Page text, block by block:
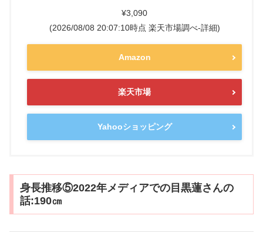
¥3,090
(2026/08/08 20:07:10時点 楽天市場調べ-詳細)
Amazon
楽天市場
Yahooショッピング
身長推移⑤2022年メディアでの目黒蓮さんの
話:190㎝